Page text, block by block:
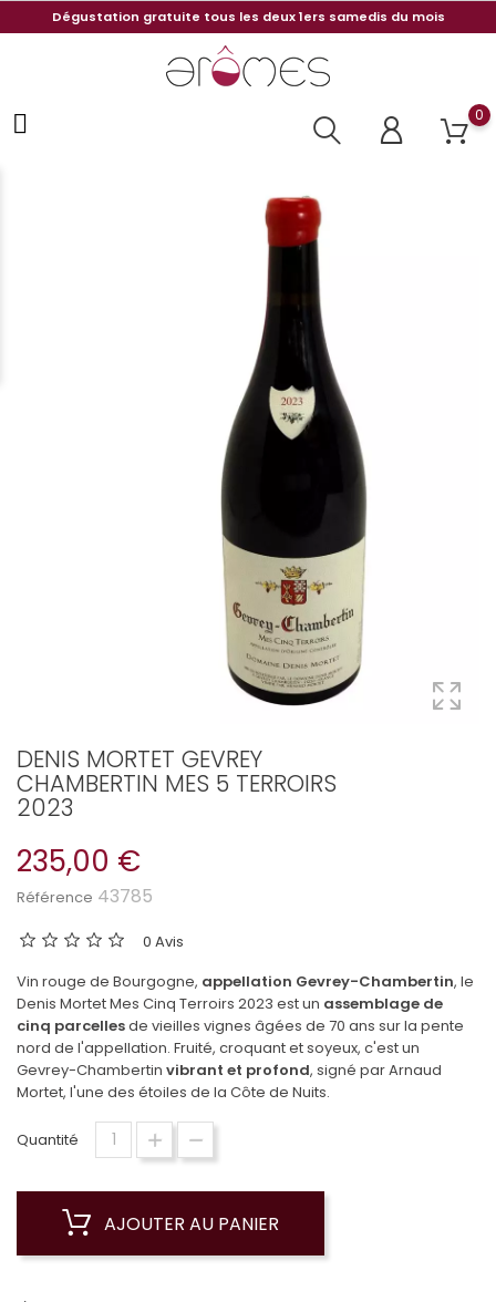
Dégustation gratuite tous les deux 1ers samedis du mois
0
DENIS MORTET GEVREY
CHAMBERTIN MES 5 TERROIRS
2023
235,00 €
Référence 43785
0 Avis
Vin rouge de Bourgogne, appellation Gevrey-Chambertin, le
Denis Mortet Mes Cinq Terroirs 2023 est un assemblage de
cinq parcellesde vieilles vignes âgées de 70 ans sur la pente
nord de l'appellation. Fruité, croquant et soyeux, c'est un
Gevrey-Chambertin vibrant et profond, signé par Arnaud
Mortet, l'une des étoiles de la Côte de Nuits.
Quantité
AJOUTER AU PANIER